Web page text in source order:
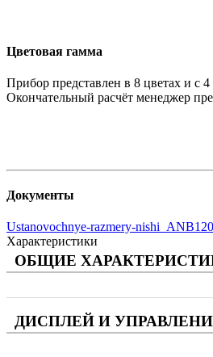
Цветовая гамма
Прибор представлен в 8 цветах и с
Окончательный расчёт менеджер
Документы
Ustanovochnye-razmery-nishi_ANB120
Характеристики
ОБЩИЕ
ДИСПЛЕЙ И